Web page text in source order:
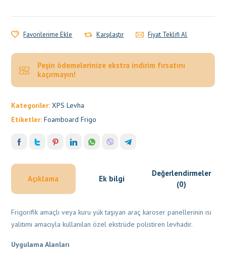
Favorilerime Ekle Karşılaştır Fiyat Teklifi Al
Peşin ödemelerinize ekstra indirim fırsatını
kaçırmayın!
Kategoriler:XPS Levha
Etiketler:Foamboard Frigo
Açıklama Ek bilgi
Değerlendirmeler
(0)
Frigorifik amaçlı veya kuru yük taşıyan araç karoser panellerinin ısı
yalıtımı amacıyla kullanılan özel ekstrüde polistiren levhadır.
Uygulama Alanları